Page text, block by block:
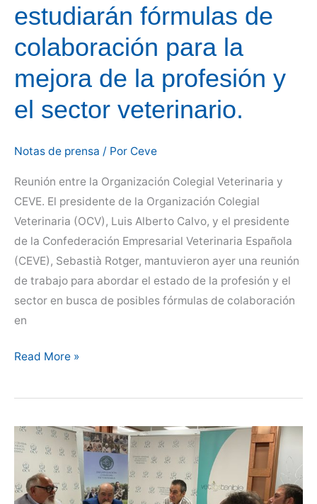
estudiarán fórmulas de
colaboración para la
mejora de la profesión y
el sector veterinario.
Notas de prensa / Por Ceve
Reunión entre la Organización Colegial Veterinaria y
CEVE. El presidente de la Organización Colegial
Veterinaria (OCV), Luis Alberto Calvo, y el presidente
de la Confederación Empresarial Veterinaria Española
(CEVE), Sebastià Rotger, mantuvieron ayer una reunión
de trabajo para abordar el estado de la profesión y el
sector en busca de posibles fórmulas de colaboración
en
La
y
estudiarán
fórmulas
de
colaboración
Read More »